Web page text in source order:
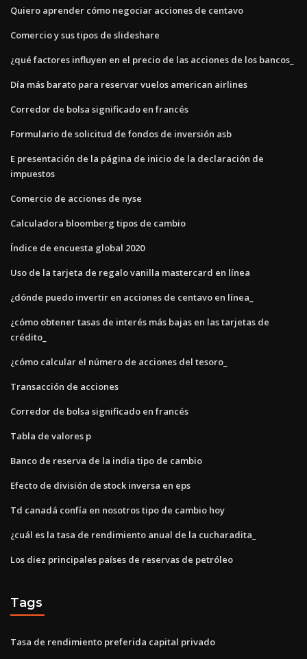
Quiero aprender cómo negociar acciones de centavo
Comercio y sus tipos de slideshare
¿qué factores influyen en el precio de las acciones de los bancos_
Día más barato para reservar vuelos american airlines
Corredor de bolsa significado en francés
Formulario de solicitud de fondos de inversión asb
E presentación de la página de inicio de la declaración de
impuestos
Comercio de acciones de nyse
Calculadora bloomberg tipos de cambio
Índice de encuesta global 2020
Uso de la tarjeta de regalo vanilla mastercard en línea
¿dónde puedo invertir en acciones de centavo en línea_
¿cómo obtener tasas de interés más bajas en las tarjetas de
crédito_
¿cómo calcular el número de acciones del tesoro_
Transacción de acciones
Corredor de bolsa significado en francés
Tabla de valores p
Banco de reserva de la india tipo de cambio
Efecto de división de stock inversa en eps
Td canadá confía en nosotros tipo de cambio hoy
¿cuál es la tasa de rendimiento anual de la cucharadita_
Los diez principales países de reservas de petróleo
Tags
Tasa de rendimiento preferida capital privado